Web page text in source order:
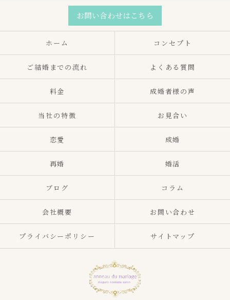
お問い合わせはこちら
ホーム コンセプト
ご結婚までの流れ よくある質問
料金 成婚者様の声
当社の特徴 お見合い
恋愛 成婚
再婚 婚活
ブログ コラム
会社概要 お問い合わせ
プライバシーポリシー サイトマップ